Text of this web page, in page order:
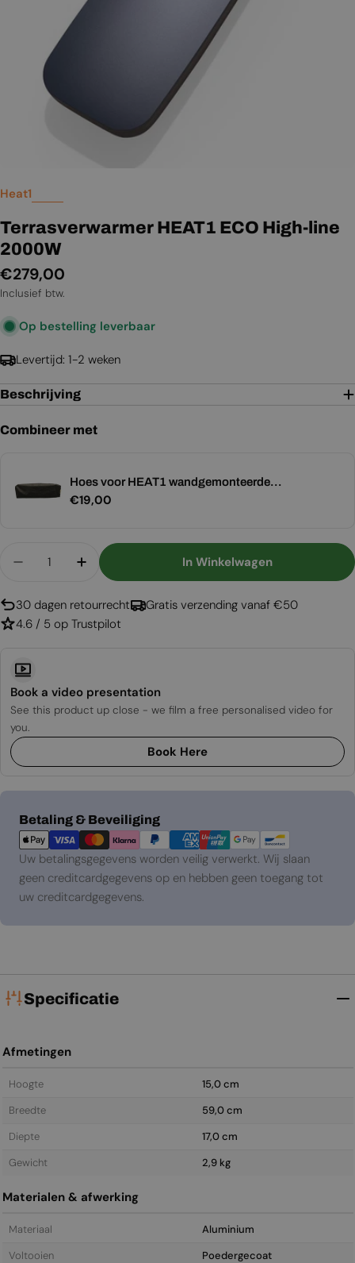
Heat1
Terrasverwarmer HEAT1 ECO High-line
2000W
Normale
prijs
€279,00
Inclusief btw.
Op bestelling leverbaar
Levertijd: 1-2 weken
Beschrijving
Combineer met
Hoes voor HEAT1 wandgemonteerde
terrasverwarmer
Normale
€19,00
Aantal Verlagen Voor Terrasverwarmer HEAT1
Aantal Verhogen Voor
In Winkelwagen
30 dagen retourrecht
Gratis verzending vanaf €50
4.6 / 5 op Trustpilot
Book a video presentation
See this product up close - we film a free personalised video for
you.
Book Here
Betaling & Beveiliging
Betaalmethoden
Uw betalingsgegevens worden veilig verwerkt. Wij slaan
geen creditcardgegevens op en hebben geen toegang tot
uw creditcardgegevens.
Specificatie
Afmetingen
Hoogte
15,0 cm
Breedte
59,0 cm
Diepte
17,0 cm
Gewicht
2,9 kg
Materialen & afwerking
Materiaal
Aluminium
Voltooien
Poedergecoat